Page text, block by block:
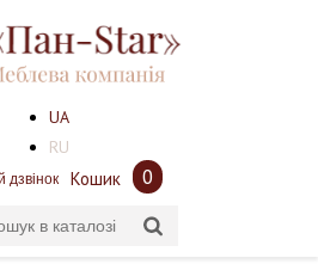
UA
RU
дзвінок Кошик 0